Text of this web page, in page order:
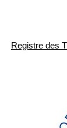
Registre des